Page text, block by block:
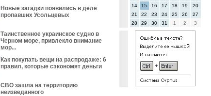
Новые загадки появились в деле
пропавших Усольцевых
Таинственное украинское судно в
Черном море, привлекло внимание
мор...
Как покупать вещи на распродаже: 6
правил, которые сэкономят деньги
СВО зашла на территорию
неизведанного
14
15 16 17 18 19
20
21
22 23 24 25 26
27
28
29 30 31 1 2 3